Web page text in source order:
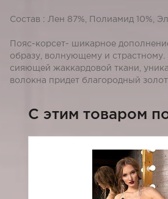
Состав : Лен 87%, Полиамид 10%,
Пояс-корсет- шикарное
образу, волнующему и
сияющей жаккардовой ткани,
волокна придет благородный
C этим товаром